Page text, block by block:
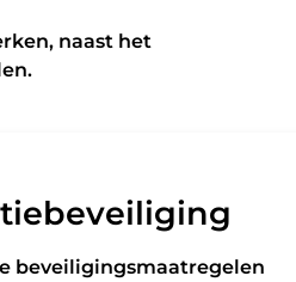
naast het
beveiligingsmaatregelen